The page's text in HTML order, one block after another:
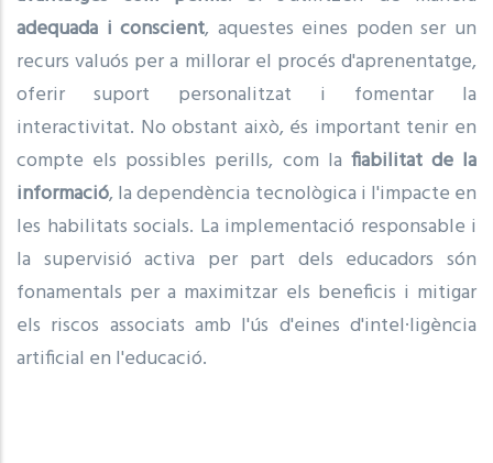
adequada i conscient, aquestes eines poden ser un
recurs valuós per a millorar el procés d'aprenentatge,
oferir suport personalitzat i fomentar la
interactivitat. No obstant això, és important tenir en
compte els possibles perills, com la fiabilitat de la
informació, la dependència tecnològica i l'impacte en
les habilitats socials. La implementació responsable i
la supervisió activa per part dels educadors són
fonamentals per a maximitzar els beneficis i mitigar
els riscos associats amb l'ús d'eines d'intel·ligència
artificial en l'educació.